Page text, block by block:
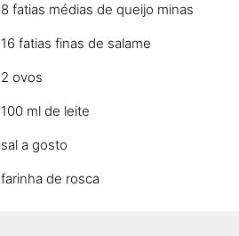
8 fatias médias de queijo minas
16 fatias finas de salame
2 ovos
100 ml de leite
sal a gosto
farinha de rosca